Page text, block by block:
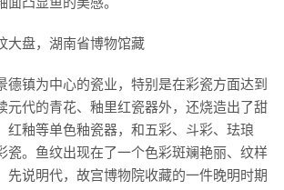
大盘，湖南省博物馆藏
德镇为中心的瓷业，特别是在彩瓷方面达到
元代的青花、釉里红瓷器外，还烧造出了甜
红釉等单色釉瓷器，和五彩、斗彩、珐琅
瓷。鱼纹出现在了一个色彩斑斓艳丽、纹样
先说明代，故宫博物院收藏的一件晚明时期